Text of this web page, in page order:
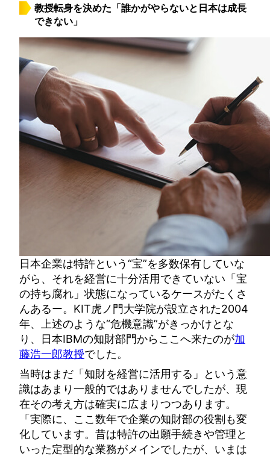
教授転身を決めた「誰かがやらないと日本は成長
できない」
日本企業は特許という“宝”を多数保有していな
がら、それを経営に十分活用できていない「宝
の持ち腐れ」状態になっているケースがたくさ
んあるー。KIT虎ノ門大学院が設立された2004
年、上述のような“危機意識”がきっかけとな
り、日本IBMの知財部門からここへ来たのが加
藤浩一郎教授でした。
当時はまだ「知財を経営に活用する」という意
識はあまり一般的ではありませんでしたが、現
在その考え方は確実に広まりつつあります。
「実際に、ここ数年で企業の知財部の役割も変
化しています。昔は特許の出願手続きや管理と
いった定型的な業務がメインでしたが、いまは